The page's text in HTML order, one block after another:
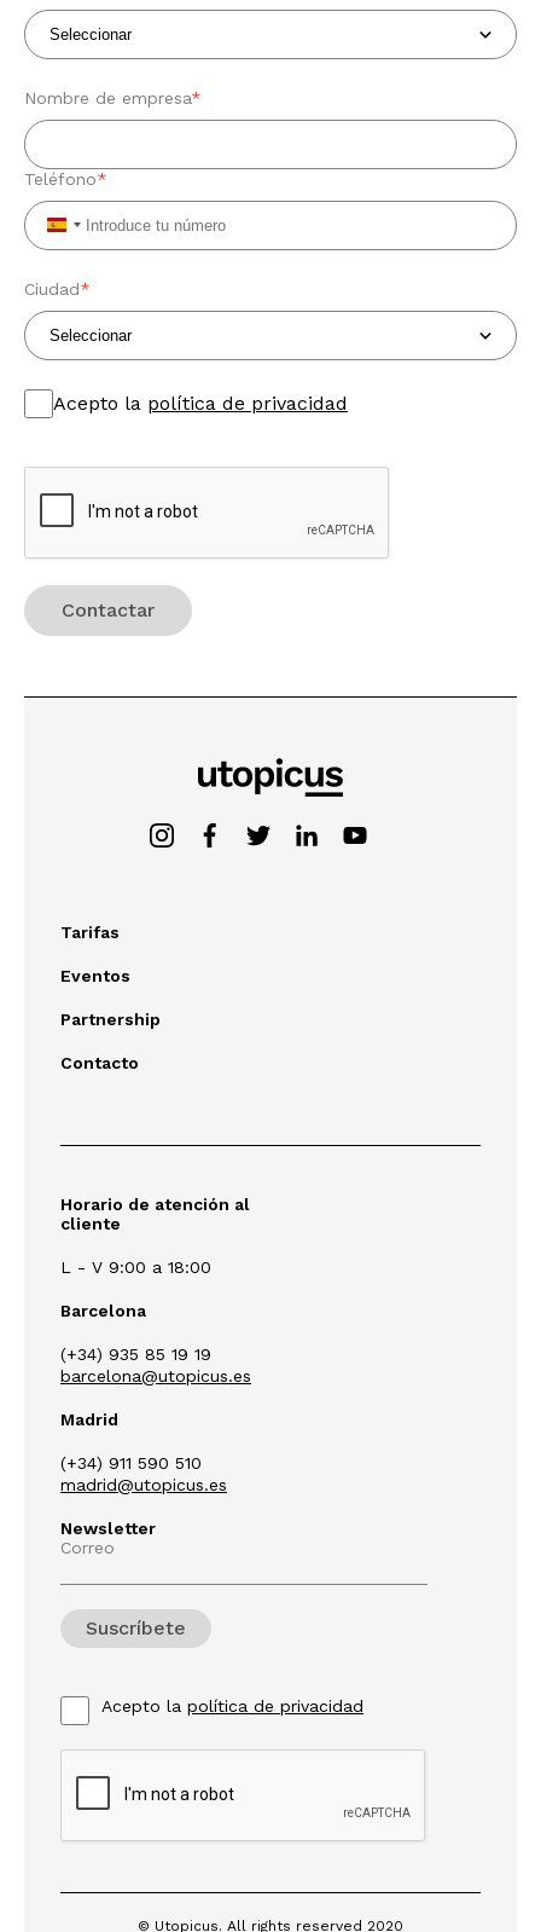
Nombre de empresa*
Teléfono*
Spain
+34
Ciudad*
Acepto la política de privacidad
Tarifas
Eventos
Partnership
Contacto
Horario de atención al
cliente
L - V 9:00 a 18:00
Barcelona
(+34) 935 85 19 19
barcelona@utopicus.es
Madrid
(+34) 911 590 510
madrid@utopicus.es
Newsletter
Correo
Acepto la política de privacidad
© Utopicus. All rights reserved 2020